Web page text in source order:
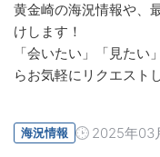
黄金崎の海況情報や、
けします！
「会いたい」「見た
らお気軽にリクエスト
海況情報 2025年03